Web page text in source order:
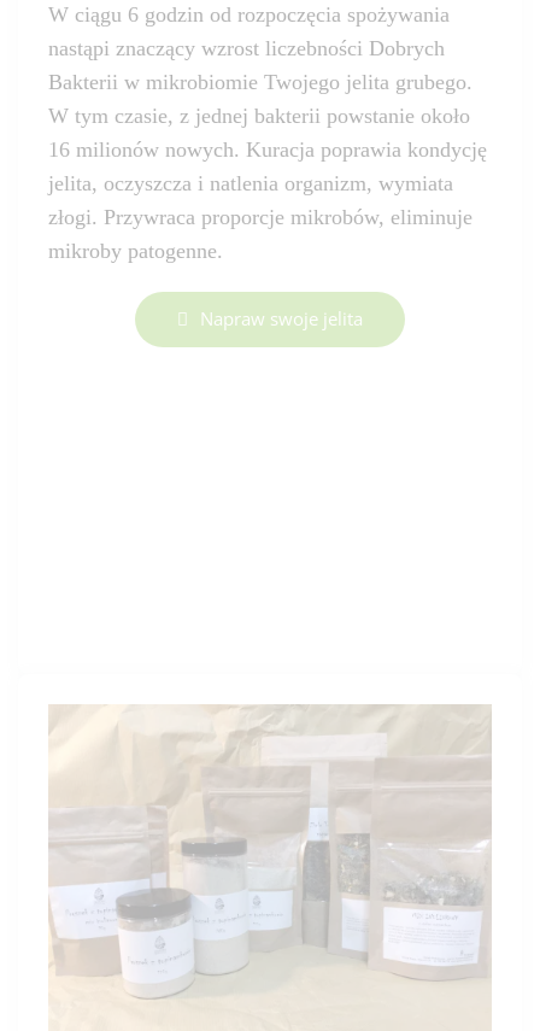
W ciągu 6 godzin od rozpoczęcia spożywania
nastąpi znaczący wzrost liczebności Dobrych
Bakterii w mikrobiomie Twojego jelita grubego.
W tym czasie, z jednej bakterii powstanie około
16 milionów nowych. Kuracja poprawia kondycję
jelita, oczyszcza i natlenia organizm, wymiata
złogi. Przywraca proporcje mikrobów, eliminuje
mikroby patogenne.
Napraw swoje jelita